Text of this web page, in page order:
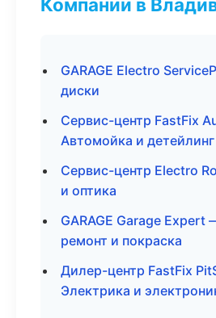
Компании в
GARAGE Electro
диски
Сервис-центр FastFix
Автомойка и детейлинг
Сервис-центр Electro
и оптика
GARAGE Garage Expert
ремонт и покраска
Дилер-центр FastFix
Электрика и